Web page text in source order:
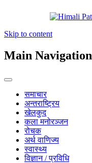
Skip to content
Main Navigation
समाचार
अन्तराष्ट्रिय
खेलकुद
कला मनोरञ्जन
रोचक
अर्थ वाणिज्य
स्वास्थ्य
विज्ञान / प्रविधि